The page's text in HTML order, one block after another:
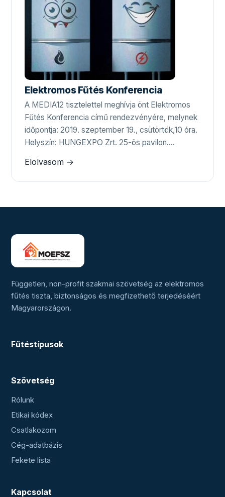
Elektromos Fűtés Konferencia
A MEDIA12 tisztelettel meghívja önt Elektromos
Fűtés Konferencia című rendezvényére, melynek
időpontja: 2019. szeptember 19., csütörtök,10 óra.
Helyszín: HUNGEXPO Zrt. 25-ös pavilon.…
Elolvasom →
Független, non-profit szakmai szövetség az elektromos
fűtés tiszta, biztonságos és megfizethető terjedéséért
Magyarországon.
Fűtéstípusok
Szövetség
Rólunk
Etikai kódex
Csatlakozom
Cég-adatbázis
Fekete lista
Kapcsolat